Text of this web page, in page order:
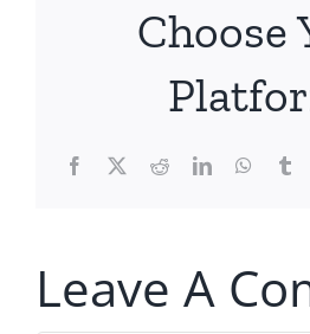
Choose
Facebook
X RedditLinkedIn
Leave A